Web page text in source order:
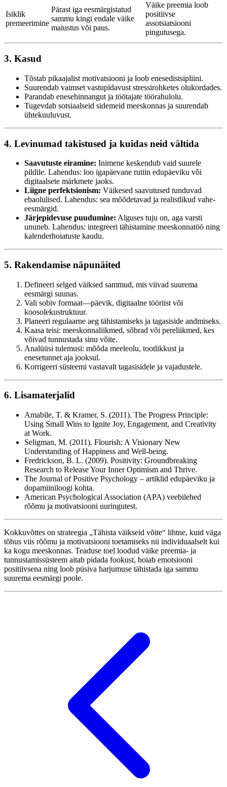
Isiklik
premeerimine
Pärast iga eesmärgistatud
sammu kingi endale väike
maiustus või paus.
Väike preemia loob
positiivse
assotsiatsiooni
pingutusega.
3. Kasud
Tõstab pikaajalist motivatsiooni ja loob enesedistsipliini.
Suurendab vaimset vastupidavust stressirohketes olukordades.
Parandab enesehinnangut ja töötajate töörahulolu.
Tugevdab sotsiaalseid sidemeid meeskonnas ja suurendab
ühtekuuluvust.
4. Levinumad takistused ja kuidas neid vältida
Saavutuste eiramine: Inimene keskendub vaid suurele
pildile. Lahendus: loo igapäevane rutiin edupäeviku või
digitaalsete märkmete jaoks.
Liigne perfektsionism: Väikesed saavutused tunduvad
ebaolulised. Lahendus: sea mõõdetavad ja realistlikud vahe-
eesmärgid.
Järjepidevuse puudumine: Alguses tuju on, aga varsti
ununeb. Lahendus: integreeri tähistamine meeskonnatöö ning
kalenderhoiatuste kaudu.
5. Rakendamise näpunäited
Defineeri selged väiksed sammud, mis viivad suurema
eesmärgi suunas.
Vali sobiv formaat—päevik, digitaalne tööriist või
koosolekustruktuur.
Planeeri regulaarne aeg tähistamiseks ja tagasiside andmiseks.
Kaasa teisi: meeskonnaliikmed, sõbrad või pereliikmed, kes
võivad tunnustada sinu võite.
Analüüsi tulemusi: mõõda meeleolu, tootlikkust ja
enesetunnet aja jooksul.
Korrigeeri süsteemi vastavalt tagasisidele ja vajadustele.
6. Lisamaterjalid
Amabile, T. & Kramer, S. (2011). The Progress Principle:
Using Small Wins to Ignite Joy, Engagement, and Creativity
at Work.
Seligman, M. (2011). Flourish: A Visionary New
Understanding of Happiness and Well-being.
Fredrickson, B. L. (2009). Positivity: Groundbreaking
Research to Release Your Inner Optimism and Thrive.
The Journal of Positive Psychology – artiklid edupäeviku ja
dopamiiniloogi kohta.
American Psychological Association (APA) veebilehed
rõõmu ja motivatsiooni uuringutest.
Kokkuvõttes on strateegia „Tähista väikseid võite“ lihtne, kuid väga
tõhus viis rõõmu ja motivatsiooni toetamiseks nii individuaalselt kui
ka kogu meeskonnas. Teaduse toel loodud väike preemia- ja
tunnustamissüsteem aitab pidada fookust, hoiab emotsiooni
positiivsena ning loob püsiva harjumuse tähistada iga sammu
suurema eesmärgi poole.